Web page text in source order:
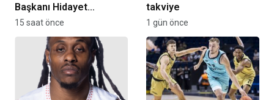
Başkanı Hidayet
Türkoğlu’na ziyaret
15 saat önce
takviye
1 gün önce